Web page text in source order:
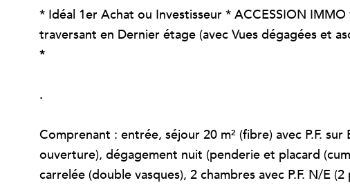
* Idéal 1er Achat ou Investisseur * ACCESSION
traversant en Dernier étage (avec Vues dégagées et
*
.
Comprenant : entrée, séjour 20 m² (fibre) avec P.F.
ouverture), dégagement nuit (penderie et placard
carrelée (double vasques), 2 chambres avec P.F. N/E